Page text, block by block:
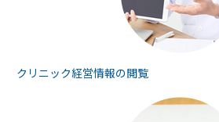
クリニック経営情報の閲覧